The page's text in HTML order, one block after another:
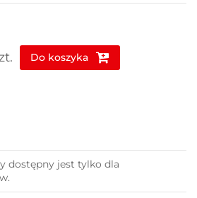
Do koszyka
dostępny jest tylko dla